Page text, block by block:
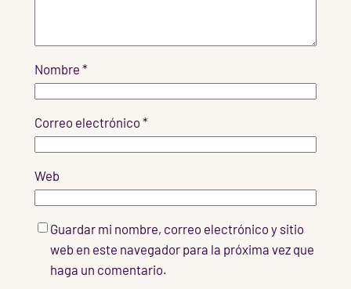
Nombre *
Correo electrónico *
Web
Guardar mi nombre, correo electrónico y sitio
web en este navegador para la próxima vez que
haga un comentario.